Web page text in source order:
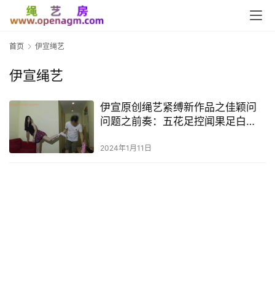
首页 伊宣绳艺
伊宣绳艺
伊宣原创绳艺紧缚新作品之佳颖问
问题之前奏：五花足控闻果足白
2024年1月11日